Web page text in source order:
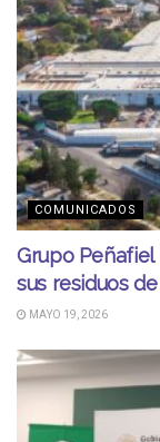
COMUNICADOS
Grupo Peñafiel
sus residuos
MAYO 19, 2026